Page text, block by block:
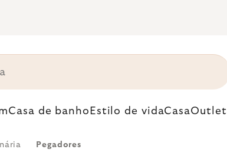
Casa de banho Estilo de vidaCasaOutlet
Pegadores